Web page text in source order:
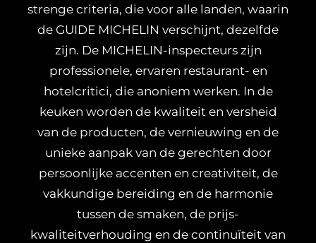
strenge criteria, die voor alle landen, waarin
de GUIDE MICHELIN verschijnt, dezelfde
zijn. De MICHELIN-inspecteurs zijn
professionele, ervaren restaurant- en
hotelcritici, die anoniem werken. In de
keuken worden de kwaliteit en versheid
van de producten, de vernieuwing en de
unieke aanpak van de gerechten door
persoonlijke accenten en creativiteit, de
vakkundige bereiding en de harmonie
tussen de smaken, de prijs-
kwaliteitverhouding en de continuïteit van